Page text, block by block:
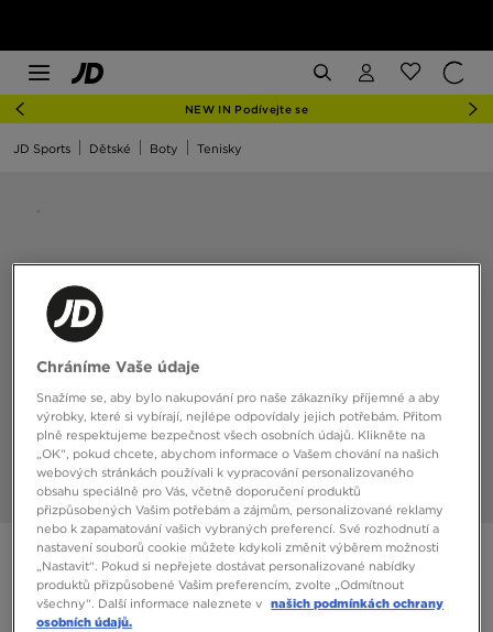
NEW IN Podívejte se
JD Sports Dětské Boty Tenisky
NIKE AIR FORCE 1
1390 Kč
Chráníme Vaše údaje
Snažíme se, aby bylo nakupování pro naše zákazníky příjemné a aby
výrobky, které si vybírají, nejlépe odpovídaly jejich potřebám. Přitom
plně respektujeme bezpečnost všech osobních údajů. Klikněte na
„OK“, pokud chcete, abychom informace o Vašem chování na našich
webových stránkách používali k vypracování personalizovaného
obsahu speciálně pro Vás, včetně doporučení produktů
přizpůsobených Vašim potřebám a zájmům, personalizované reklamy
nebo k zapamatování vašich vybraných preferencí. Své rozhodnutí a
nastavení souborů cookie můžete kdykoli změnit výběrem možnosti
„Nastavit“. Pokud si nepřejete dostávat personalizované nabídky
produktů přizpůsobené Vašim preferencím, zvolte „Odmítnout
všechny“. Další informace naleznete v našich podmínkách ochrany
osobních údajů.